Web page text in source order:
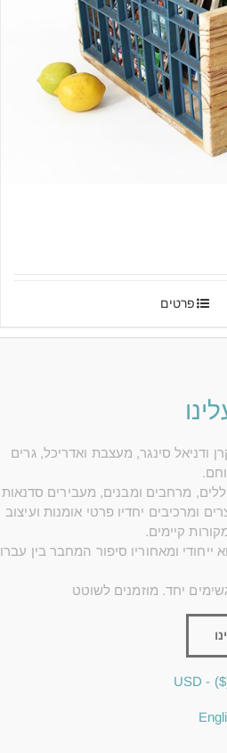
פרטים
ודניאל סינגר, מעצבת ואדריכל, גרים
מרחבים ומבנים, מעבירים סדנאות
ומרכיבים יחדיו פרטי אומנות ועיצוב
קיימים.
ייחודי ומאחוריו סיפור המחבר בין עברו
יחד. מוזמנים לשוטט
($) -